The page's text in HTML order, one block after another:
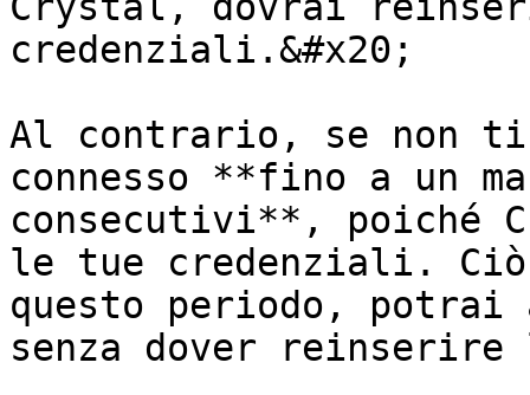
credenziali.&#x20;
Al contrario, se non
connesso **fino a un
consecutivi**, poiché
le tue credenziali.
questo periodo, potrai
senza dover